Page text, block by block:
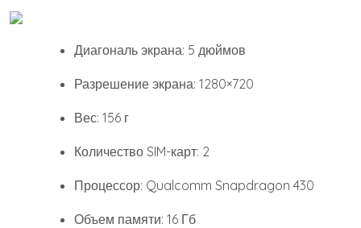
Диагональ экрана: 5 дюймов
Разрешение экрана: 1280×720
Вес: 156 г
Количество SIM-карт: 2
Процессор: Qualcomm Snapdragon 430
Объем памяти: 16 Гб